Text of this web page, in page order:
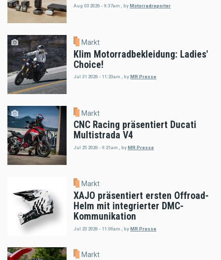
Aug 03 2026 - 9:37am byMotorradreporter
Markt
Klim Motorradbekleidung: Ladies'
Choice!
Jul 31 2026 - 11:23am byMR Presse
Markt
CNC Racing präsentiert Ducati
Multistrada V4
Jul 25 2026 - 9:21am byMR Presse
Markt
XAJO präsentiert ersten Offroad-
Helm mit integrierter DMC-
Kommunikation
Jul 23 2026 - 11:06am byMR Presse
Markt